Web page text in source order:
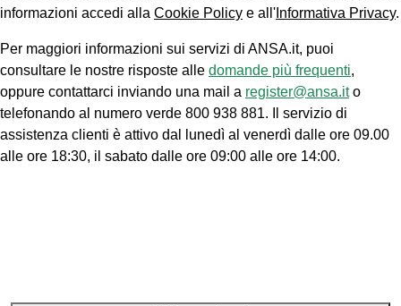
informazioni accedi alla Cookie Policy e all' Informativa Privacy.
Per maggiori informazioni sui servizi di ANSA.it, puoi
consultare le nostre risposte alle domande più frequenti,
oppure contattarci inviando una mail a register@ansa.ito
telefonando al numero verde 800 938 881. Il servizio di
assistenza clienti è attivo dal lunedì al venerdì dalle ore 09.00
alle ore 18:30, il sabato dalle ore 09:00 alle ore 14:00.